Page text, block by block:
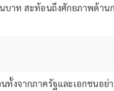
บาท สะท้อนถึงศักยภาพด้า
ทั้งจากภาครัฐและเอกชนอ